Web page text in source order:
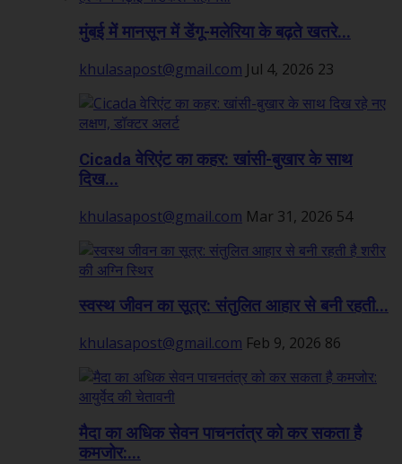
मुंबई में मानसून में डेंगू-मलेरिया के बढ़ते खतरे...
khulasapost@gmail.com Jul 4, 2026 23
Cicada वेरिएंट का कहर: खांसी-बुखार के साथ
दिख...
khulasapost@gmail.com Mar 31, 2026 54
स्वस्थ जीवन का सूत्र: संतुलित आहार से बनी रहती...
khulasapost@gmail.com Feb 9, 2026 86
मैदा का अधिक सेवन पाचनतंत्र को कर सकता है
कमजोर:...